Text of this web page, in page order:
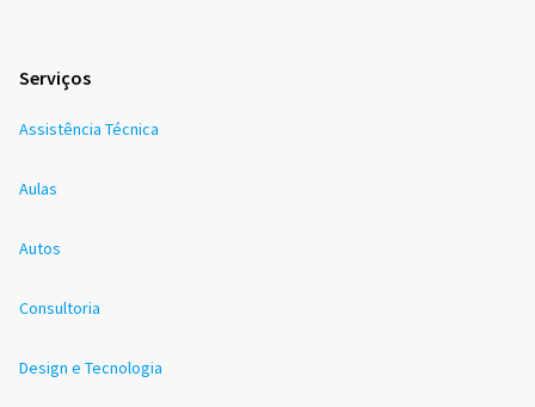
Serviços
Assistência Técnica
Aulas
Autos
Consultoria
Design e Tecnologia